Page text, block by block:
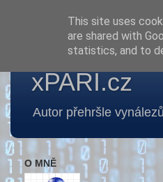
xPARI.cz
Autor přehršle
O MNĚ
This site uses
are shared with
statistics, and to